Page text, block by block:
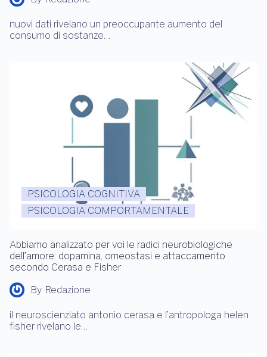
nuovi dati rivelano un preoccupante aumento del
consumo di sostanze…
PSICOLOGIA COGNITIVA
PSICOLOGIA COMPORTAMENTALE
Abbiamo analizzato per voi le radici neurobiologiche
dell’amore: dopamina, omeostasi e attaccamento
secondo Cerasa e Fisher
By Redazione
il neuroscienziato antonio cerasa e l’antropologa helen
fisher rivelano le…